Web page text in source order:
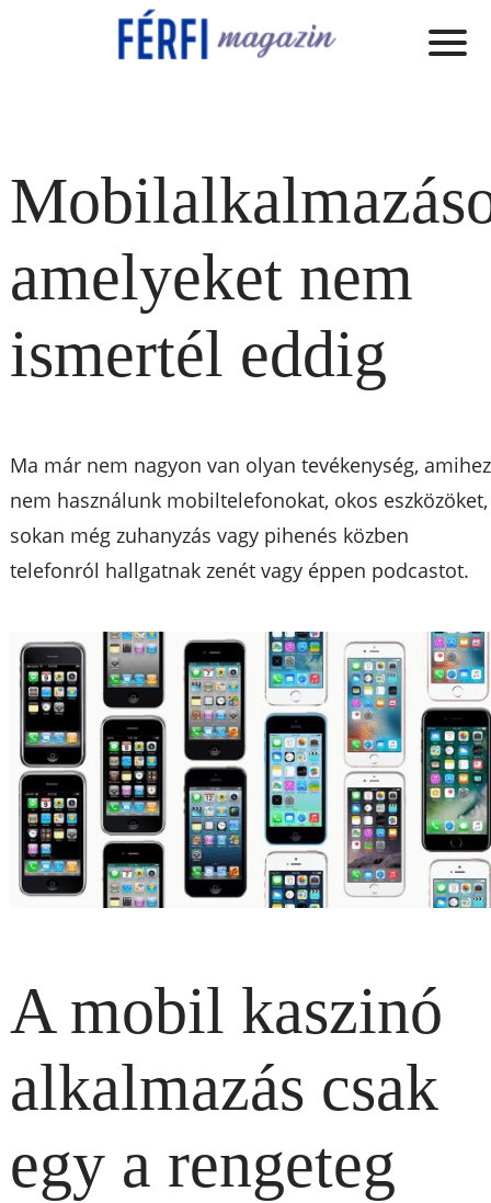
amelyeket nem
ismertél eddig
Ma már nem nagyon van olyan tevékenység, amihez
nem használunk mobiltelefonokat, okos eszközöket,
sokan még zuhanyzás vagy pihenés közben
telefonról hallgatnak zenét vagy éppen podcastot.
A mobil kaszinó
alkalmazás csak
egy a rengeteg